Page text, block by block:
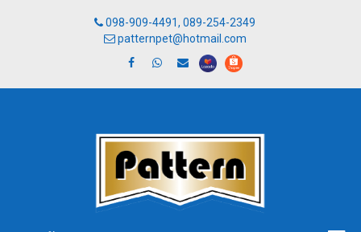
098-909-4491, 089-254-2349
patternpet@hotmail.com